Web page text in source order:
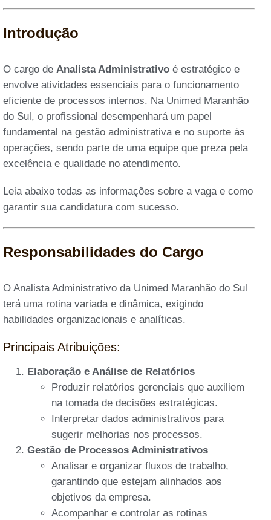
Introdução
O cargo de Analista Administrativo é estratégico e
envolve atividades essenciais para o funcionamento
eficiente de processos internos. Na Unimed Maranhão
do Sul, o profissional desempenhará um papel
fundamental na gestão administrativa e no suporte às
operações, sendo parte de uma equipe que preza pela
excelência e qualidade no atendimento.
Leia abaixo todas as informações sobre a vaga e como
garantir sua candidatura com sucesso.
Responsabilidades do Cargo
O Analista Administrativo da Unimed Maranhão do Sul
terá uma rotina variada e dinâmica, exigindo
habilidades organizacionais e analíticas.
Principais Atribuições:
Elaboração e Análise de Relatórios
Produzir relatórios gerenciais que auxiliem
na tomada de decisões estratégicas.
Interpretar dados administrativos para
sugerir melhorias nos processos.
Gestão de Processos Administrativos
Analisar e organizar fluxos de trabalho,
garantindo que estejam alinhados aos
objetivos da empresa.
Acompanhar e controlar as rotinas